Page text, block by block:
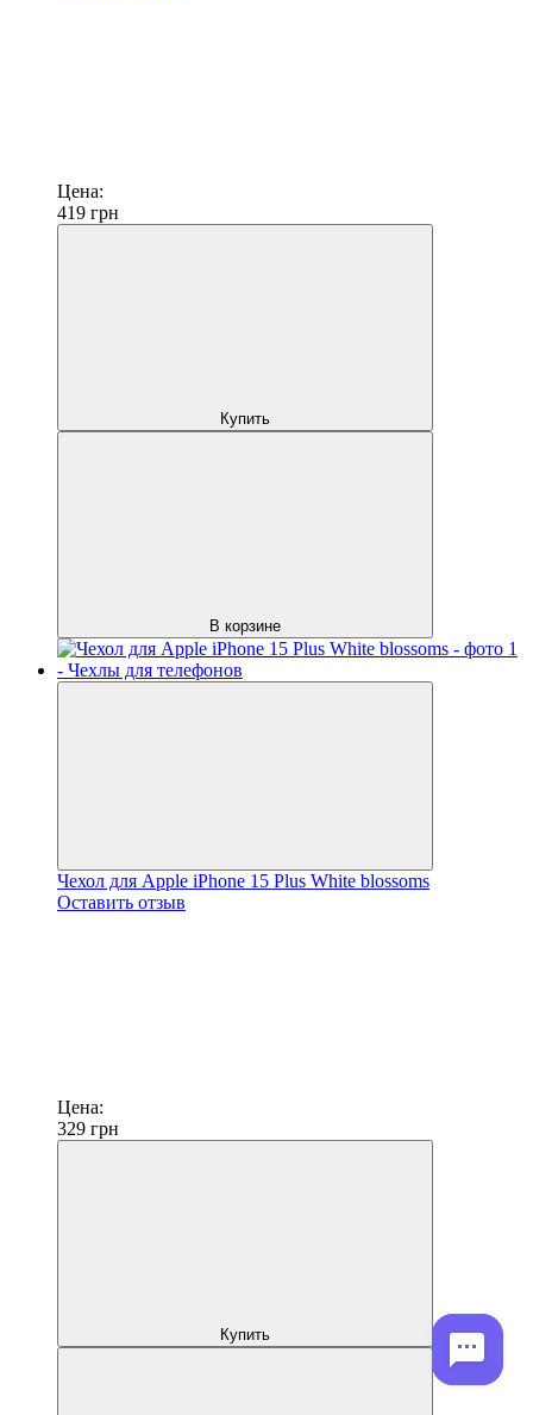
Цена:
419 грн
Купить
В корзине
Чехол для Apple iPhone 15 Plus White blossoms
Оставить отзыв
Цена:
329 грн
Купить